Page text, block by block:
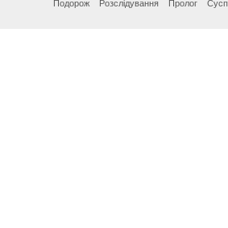
Подорож Розслідування Пролог